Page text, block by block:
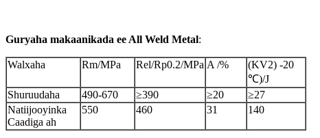
Guryaha makaanikada ee All Weld Metal:
Walxaha Rm/MPa Rel/Rp0.2/MPa A /%
(KV2) -20
℃)/J
Shuruudaha
490-670 ≥390 ≥20
≥27
Natiijooyinka
Caadiga ah
550 460 31 140